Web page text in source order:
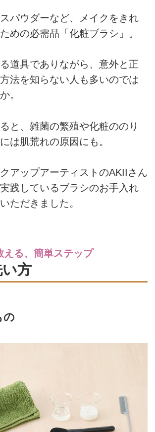
パウダーなど、メイクをきれ
めの必需品「化粧ブラシ」。
道具でありながら、意外と正
法を知らない人も多いのでは
。
と、雑菌の繁殖や化粧ののり
は肌荒れの原因にも。
アップアーティストのAKIIさん
践しているブラシのお手入れ
ただきました。
える、簡単ステップ
方
の